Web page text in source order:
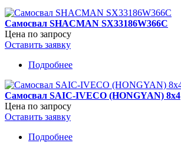
Самосвал SHACMAN SX33186W366C
Цена по запросу
Оставить заявку
Подробнее
SHACMAN
SX33186W366C
Самосвал SAIC-IVEСO (HONGYAN) 8x4
Цена по запросу
Оставить заявку
Подробнее